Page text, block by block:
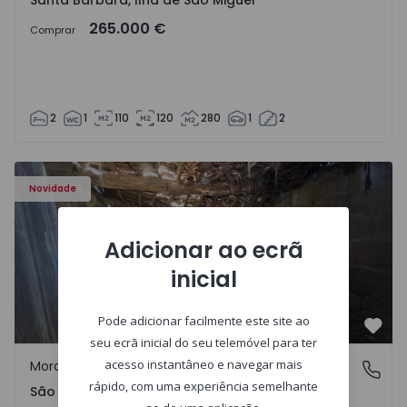
Comprar 265.000 €
2 1 110 120 280 1 2
Novidade
Moradia Vila Real, São Tomé do Castelo e Justes -
São Tomé do Castelo e Justes, Vila Real
Moradia Rústica
São Tomé do Castelo e Justes, Vila Real
Adicionar ao ecrã
inicial
Pode adicionar facilmente este site ao
seu ecrã inicial do seu telemóvel para ter
acesso instantâneo e navegar mais
rápido, com uma experiência semelhante